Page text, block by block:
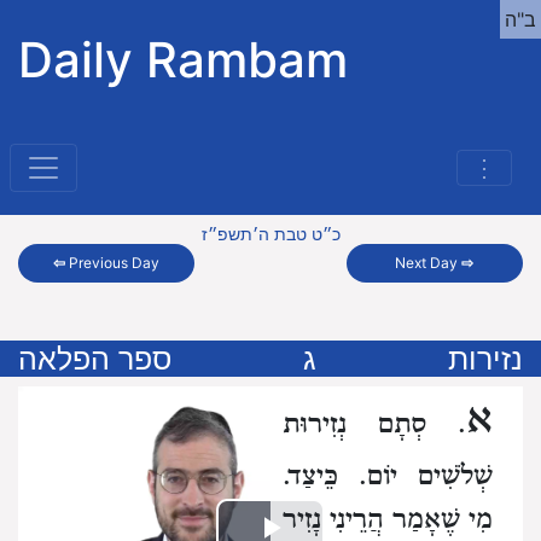
Daily Rambam
⋮
ב"ה
⇦ Previous Day
כ״ט טבת ה׳תשפ״ז
Next Day⇨
נזירות ג ספר הפלאה
א. סְתָם נְזִירוּת
שְׁלֹשִׁים יוֹם. כֵּיצַד.
מִי שֶׁאָמַר הֲרֵינִי נָזִיר